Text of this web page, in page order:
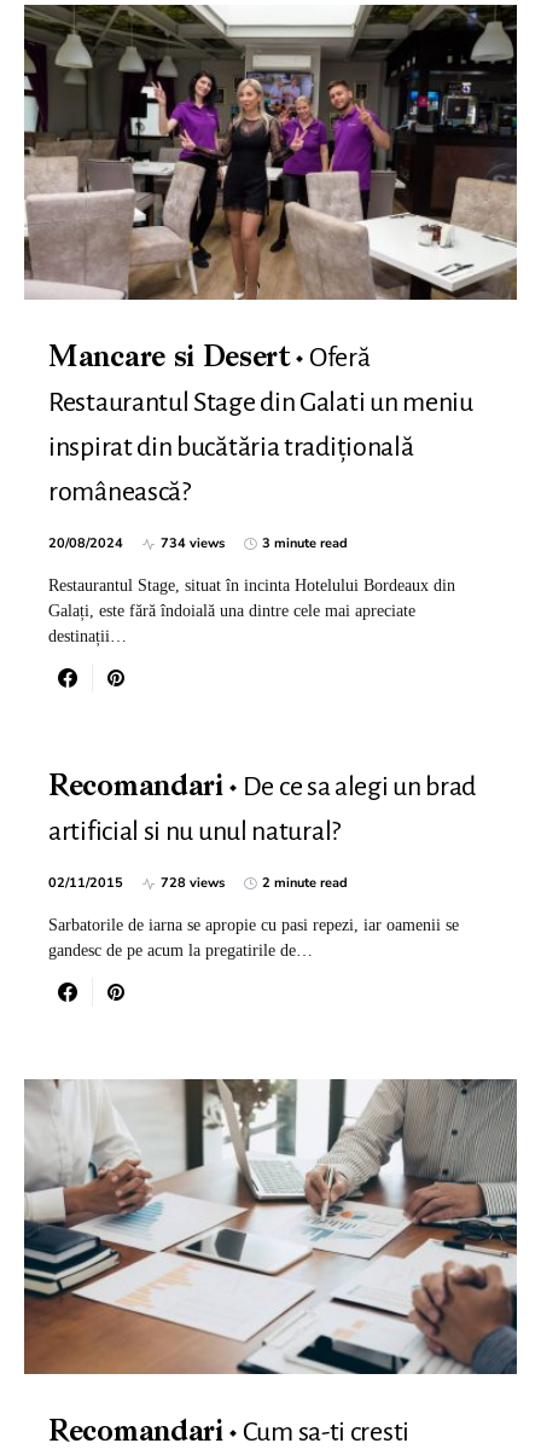
Mancare si Desert
Oferă
Restaurantul Stage din Galati un meniu
inspirat din bucătăria tradițională
românească?
20/08/2024 734 views 3 minute read
Restaurantul Stage, situat în incinta Hotelului Bordeaux din
Galați, este fără îndoială una dintre cele mai apreciate
destinații…
Recomandari
De ce sa alegi un brad
artificial si nu unul natural?
02/11/2015 728 views 2 minute read
Sarbatorile de iarna se apropie cu pasi repezi, iar oamenii se
gandesc de pe acum la pregatirile de…
Recomandari
Cum sa-ti cresti